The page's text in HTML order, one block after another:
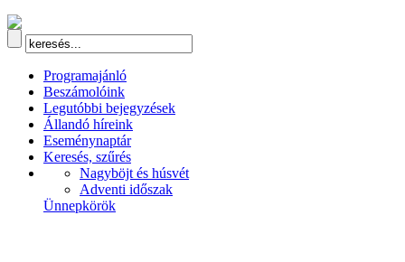
Programajánló
Beszámolóink
Legutóbbi bejegyzések
Állandó híreink
Eseménynaptár
Keresés, szűrés
Nagyböjt és húsvét
Adventi időszak
Ünnepkörök